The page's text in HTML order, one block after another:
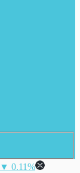
▼ 0.11%